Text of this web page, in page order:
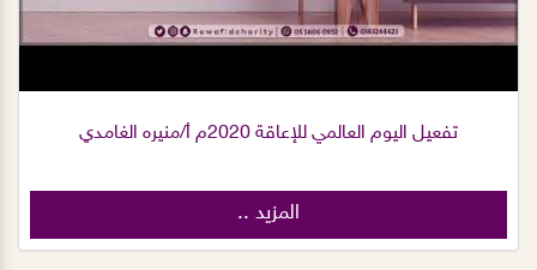
تفعيل اليوم العالمي للإعاقة 2020م أ/منيره الغامدي
المزيد ..